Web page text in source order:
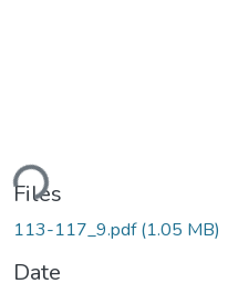
Files
113-117_9.pdf(1.05 MB)
Date